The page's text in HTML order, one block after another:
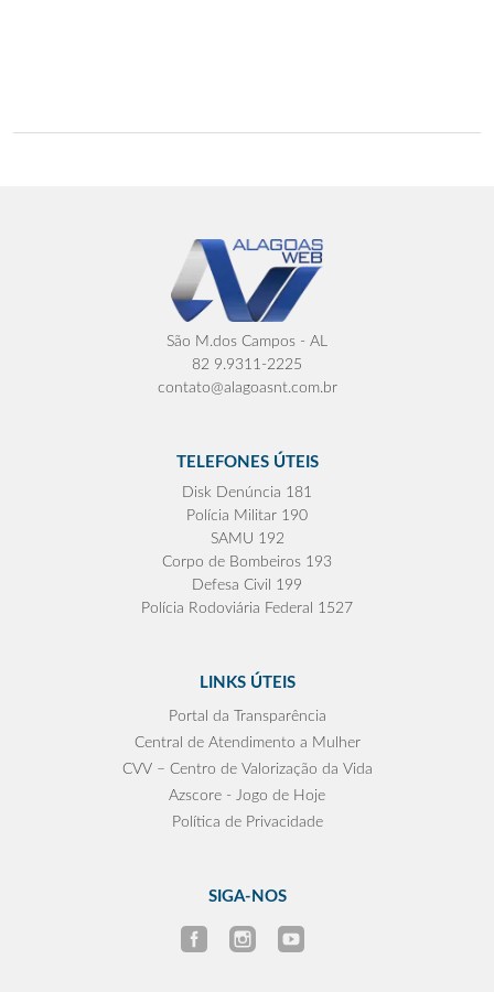
São M.dos Campos - AL
82 9.9311-2225
contato@alagoasnt.com.br
TELEFONES ÚTEIS
Disk Denúncia 181
Polícia Militar 190
SAMU 192
Corpo de Bombeiros 193
Defesa Civil 199
Polícia Rodoviária Federal 1527
LINKS ÚTEIS
Portal da Transparência
Central de Atendimento a Mulher
CVV – Centro de Valorização da Vida
Azscore - Jogo de Hoje
Política de Privacidade
SIGA-NOS